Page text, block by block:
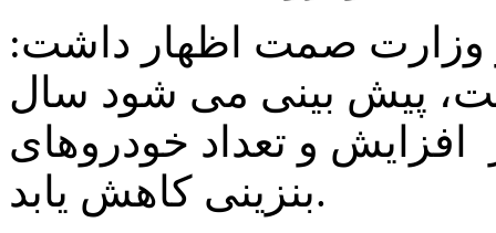
وزارت صمت اظهار داشت:
پیش بینی می شود سال
افزایش و تعداد خودروهای
بنزینی کاهش یابد.